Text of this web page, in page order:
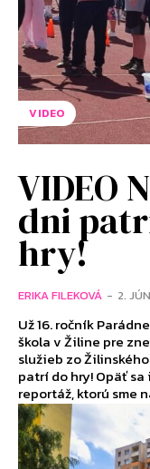
VIDEO
VIDEO
dni
hry!
ERIKA FILEKOVÁ - 2.
Už 16. ročník
škola v Žiline pre
služieb zo
patrí do hry! Opäť
reportáž, ktorú sme